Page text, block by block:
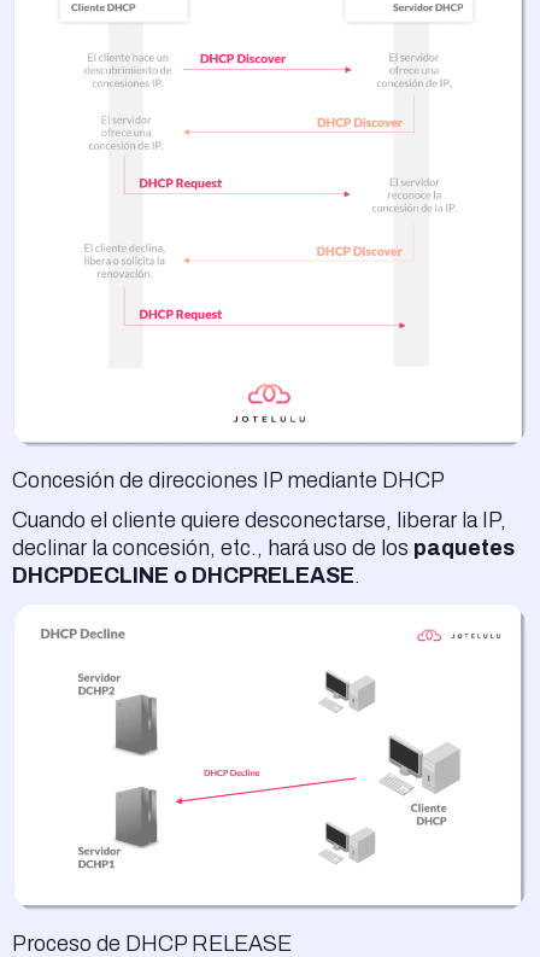
Concesión de direcciones IP mediante DHCP
Cuando el cliente quiere desconectarse, liberar la IP,
declinar la concesión, etc., hará uso de los paquetes
DHCPDECLINE o DHCPRELEASE.
Proceso de DHCP RELEASE